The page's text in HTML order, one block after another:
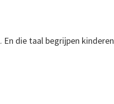
. En die taal begrijpen kinderen